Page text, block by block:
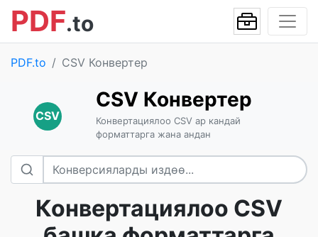
PDF.to
PDF.to CSV Конвертер
CSV
CSV Конвертер
Конвертациялоо CSV ар кандай
форматтарга жана андан
Конвертациялоо CSV